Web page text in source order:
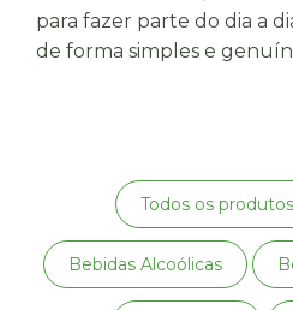
para fazer parte do dia a
de forma simples e
Todos os produtos
Bebidas Alcoólicas